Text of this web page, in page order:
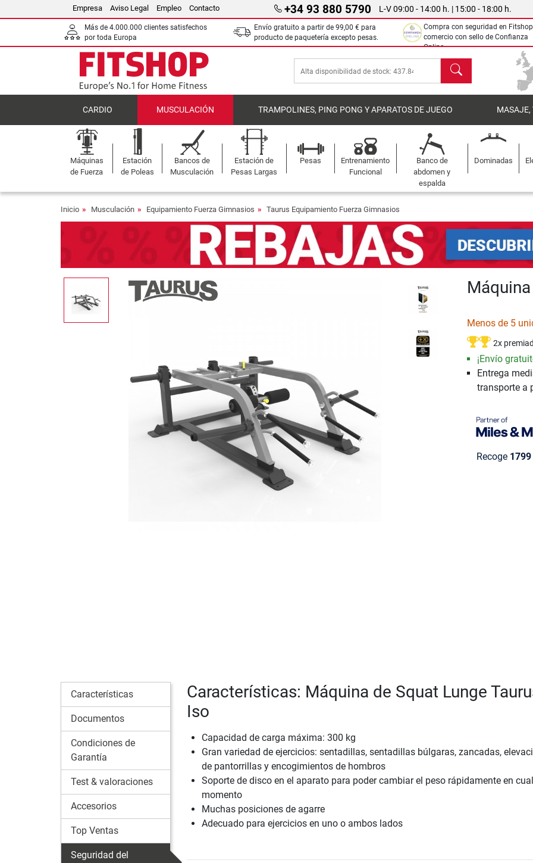
Empresa Aviso Legal Empleo Contacto +34 93 880 5790 L-V 09:00 - 14:00 h. | 15:00 - 18:00 h.
Más de 4.000.000 clientes satisfechos
por toda Europa
Envío gratuito a partir de 99,00 € para
producto de paquetería excepto pesas.
Compra con seguridad en
comercio con sello de Confianza
Online.
Buscar
CARDIO MUSCULACIÓN TRAMPOLINES, PING PONG Y APARATOS DE JUEGO MASAJE,
Máquinas
de Fuerza
Estación
de Poleas
Bancos de
Musculación
Estación de
Pesas Largas
Pesas
Entrenamiento
Funcional
Banco de
abdomen y
espalda
Dominadas
Inicio Musculación Equipamiento Fuerza Gimnasios Taurus Equipamiento Fuerza Gimnasios
Menos de 5
2x
¡Envío
Entrega
transporte a
Recoge 1799
Características
Documentos
Condiciones de
Garantía
Test & valoraciones
Accesorios
Top Ventas
Seguridad del
Características: Máquina de Squat Lunge
Iso
Capacidad de carga máxima: 300 kg
Gran variedad de ejercicios: sentadillas, sentadillas búlgaras, zancadas,
de pantorrillas y encogimientos de hombros
Soporte de disco en el aparato para poder cambiar el peso rápidamente en
momento
Muchas posiciones de agarre
Adecuado para ejercicios en uno o ambos lados